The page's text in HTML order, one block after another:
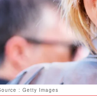
: Getty Images